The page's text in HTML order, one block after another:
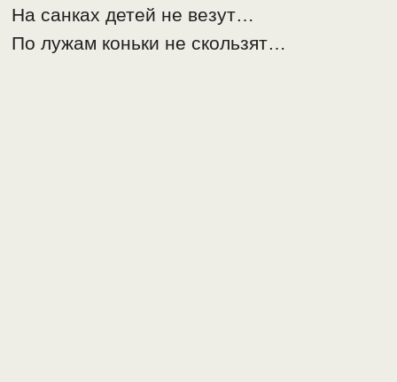
На санках детей не везут…
По лужам коньки не скользят…